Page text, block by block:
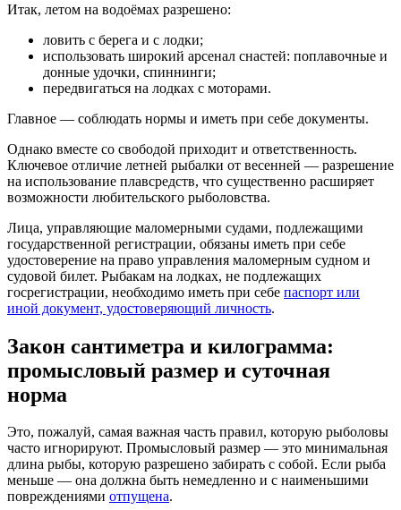
Итак, летом на водоёмах разрешено:
ловить с берега и с лодки;
использовать широкий арсенал снастей: поплавочные и
донные удочки, спиннинги;
передвигаться на лодках с моторами.
Главное — соблюдать нормы и иметь при себе документы.
Однако вместе со свободой приходит и ответственность.
Ключевое отличие летней рыбалки от весенней — разрешение
на использование плавсредств, что существенно расширяет
возможности любительского рыболовства.
Лица, управляющие маломерными судами, подлежащими
государственной регистрации, обязаны иметь при себе
удостоверение на право управления маломерным судном и
судовой билет. Рыбакам на лодках, не подлежащих
госрегистрации, необходимо иметь при себе паспорт или
иной документ, удостоверяющий личность.
Закон сантиметра и килограмма:
промысловый размер и суточная
норма
Это, пожалуй, самая важная часть правил, которую рыболовы
часто игнорируют. Промысловый размер — это минимальная
длина рыбы, которую разрешено забирать с собой. Если рыба
меньше — она должна быть немедленно и с наименьшими
повреждениями отпущена.